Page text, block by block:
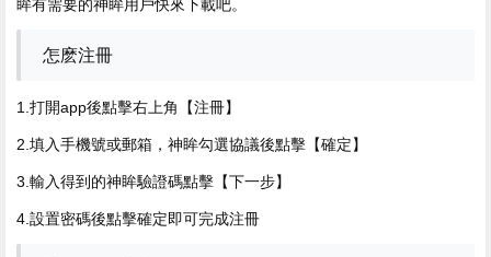
眸有需要的神眸用戶快來下載吧。
怎麽注冊
1.打開app後點擊右上角【注冊】
2.填入手機號或郵箱，神眸勾選協議後點擊【確定】
3.輸入得到的神眸驗證碼點擊【下一步】
4.設置密碼後點擊確定即可完成注冊